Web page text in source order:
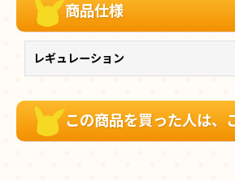
商品仕様
レギュレーション
この商品を買った人は、